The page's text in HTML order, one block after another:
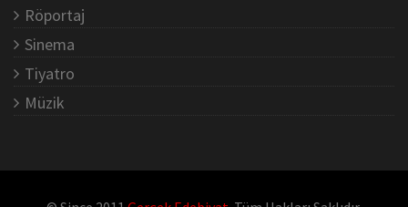
Röportaj
Sinema
Tiyatro
Müzik